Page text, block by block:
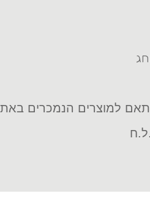
למוצרים הנמכרים